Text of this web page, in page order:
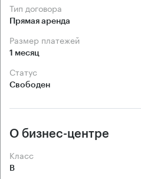
Тип договора
Прямая аренда
Размер платежей
1 месяц
Статус
Свободен
О бизнес-центре
Класс
B